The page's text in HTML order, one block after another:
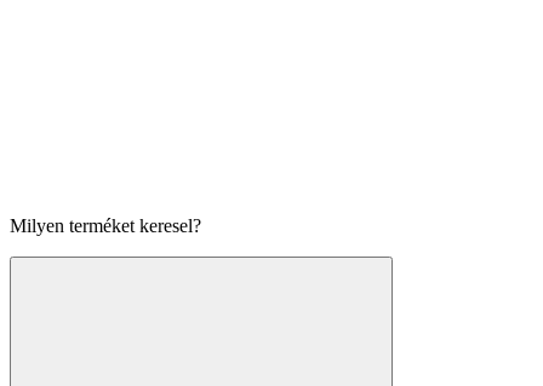
Milyen terméket keresel?